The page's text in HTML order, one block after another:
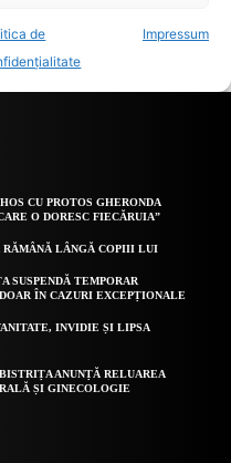
CU PROTOS GHERONDA
O DORESC FIECĂRUIA”
RĂMÂNĂ LÂNGĂ COPIII LUI
SUSPENDĂ TEMPORAR
ÎN CAZURI EXCEPȚIONALE
INVIDIE ȘI LIPSA
ANUNȚĂ RELUAREA
ȘI GINECOLOGIE